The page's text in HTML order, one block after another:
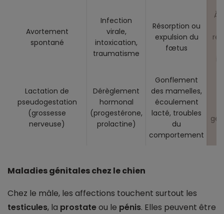
Avortement
spontané
Infection
virale,
intoxication,
traumatisme
Résorption ou
expulsion du
fœtus
À
Lactation de
pseudogestation
(grossesse
nerveuse)
Dérèglement
hormonal
(progestérone,
prolactine)
Gonflement
des mamelles,
écoulement
lacté, troubles
du
comportement
Maladies génitales chez le chien
Chez le mâle, les affections touchent surtout les
testicules, la prostateou le pénis. Elles peuvent être